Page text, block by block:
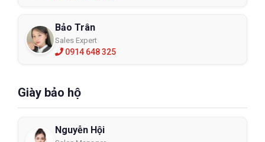
Bảo Trân
Sales Expert
0914 648 325
Giày bảo hộ
Nguyễn Hội